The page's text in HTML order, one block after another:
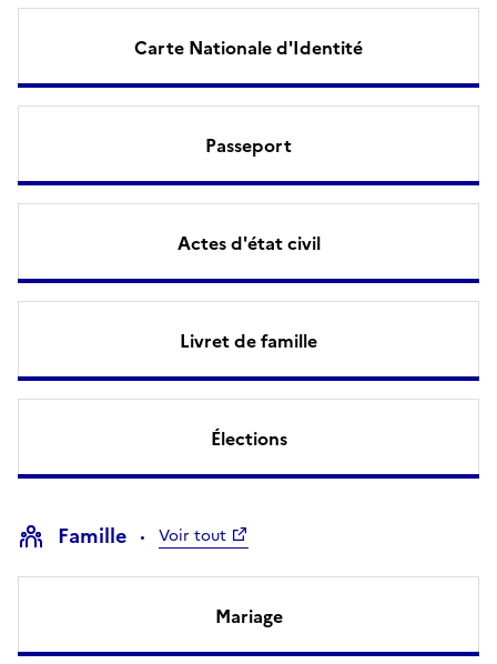
Carte Nationale d'Identité
Passeport
Actes d'état civil
Livret de famille
Élections
Famille Voir tout
Mariage